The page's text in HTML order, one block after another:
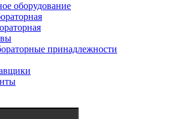
оборудование
принадлежности